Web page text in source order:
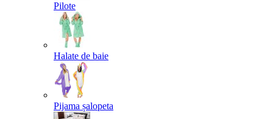
Pilote
Halate de baie
Pijama șalopeta